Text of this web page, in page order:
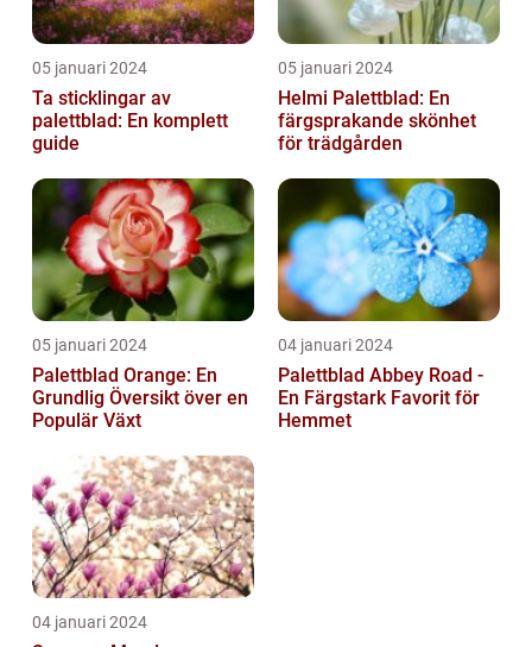
05 januari 2024
Ta sticklingar av
palettblad: En komplett
guide
05 januari 2024
Helmi Palettblad: En
färgsprakande skönhet
för trädgården
05 januari 2024
Palettblad Orange: En
Grundlig Översikt över en
Populär Växt
04 januari 2024
Palettblad Abbey Road -
En Färgstark Favorit för
Hemmet
04 januari 2024